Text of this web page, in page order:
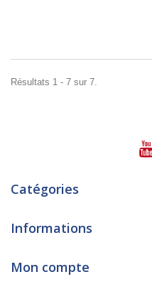
Résultats 1 - 7 sur 7.
Catégories
Informations
Mon compte